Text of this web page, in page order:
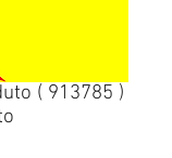
( 913785 )